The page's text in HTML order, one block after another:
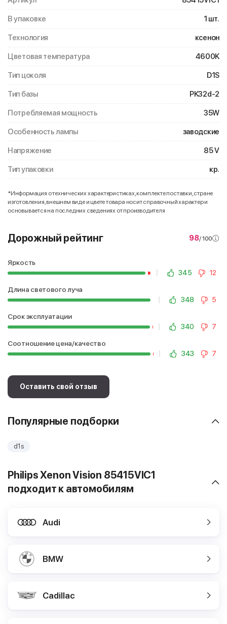
В упаковке 1 шт.
Технология ксенон
Цветовая температура 4600K
Тип цоколя D1S
Тип базы PK32d-2
Потребляемая мощность 35W
Особенность лампы заводские
Напряжение 85 V
Тип упаковки кр.
*Информация о технических характеристиках, комплекте поставки, стране
изготовления, внешнем виде и цвете товара носит справочный характер и
основывается на последних сведениях от производителя
Дорожный рейтинг 98/ 100
Яркость
345
12
Длина светового луча
348
5
Срок эксплуатации
340
7
Соотношение цена/качество
343
7
Оставить свой отзыв
Популярные подборки
d1s
Philips Xenon Vision 85415VIC1
подходит к автомобилям
Audi
BMW
Cadillac